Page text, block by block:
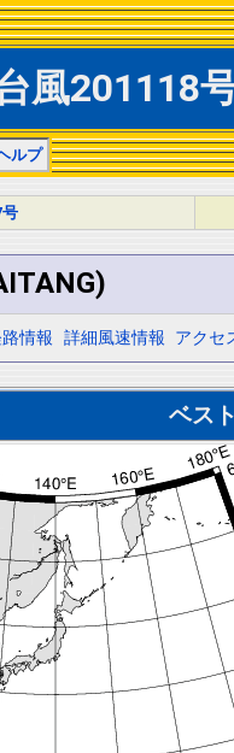
風201118
ルプ
情報 詳細風速情報 アクセ
ベス